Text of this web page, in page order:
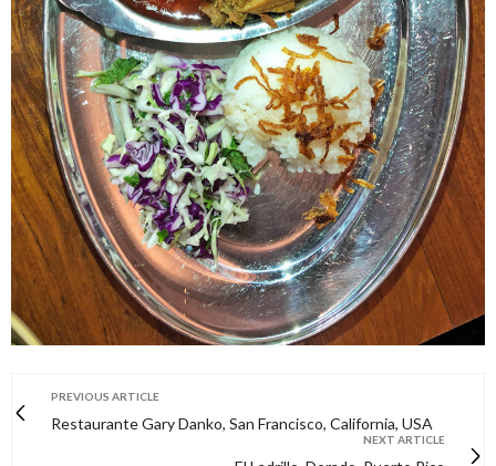
PREVIOUS ARTICLE
Restaurante Gary Danko, San Francisco, California, USA
NEXT ARTICLE